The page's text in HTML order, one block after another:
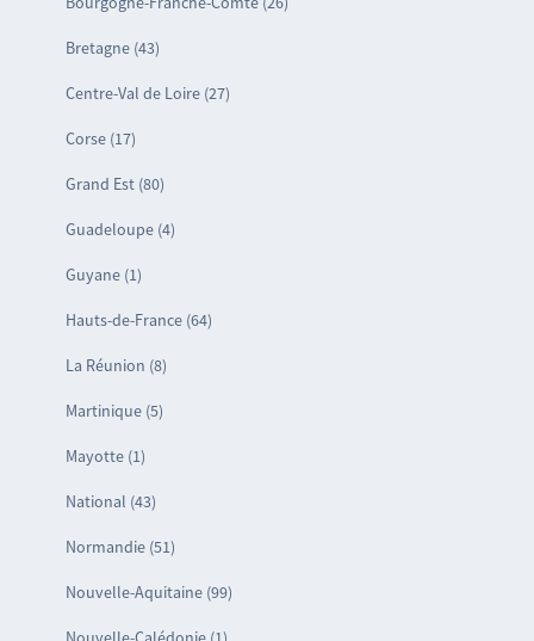
Bretagne (43)
Centre-Val de Loire (27)
Corse (17)
Grand Est (80)
Guadeloupe (4)
Guyane (1)
Hauts-de-France (64)
La Réunion (8)
Martinique (5)
Mayotte (1)
National (43)
Normandie (51)
Nouvelle-Aquitaine (99)